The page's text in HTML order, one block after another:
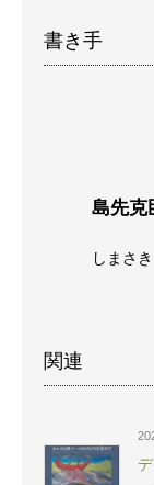
書き手
島先克
しまさ
関連